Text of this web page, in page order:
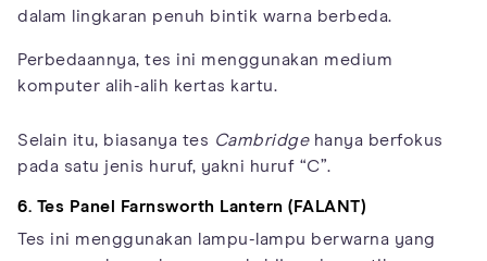
dalam lingkaran penuh bintik warna berbeda.
Perbedaannya, tes ini menggunakan medium
komputer alih-alih kertas kartu.
Selain itu, biasanya tes Cambridgehanya berfokus
pada satu jenis huruf, yakni huruf “C”.
6. Tes Panel Farnsworth Lantern (FALANT)
Tes ini menggunakan lampu-lampu berwarna yang